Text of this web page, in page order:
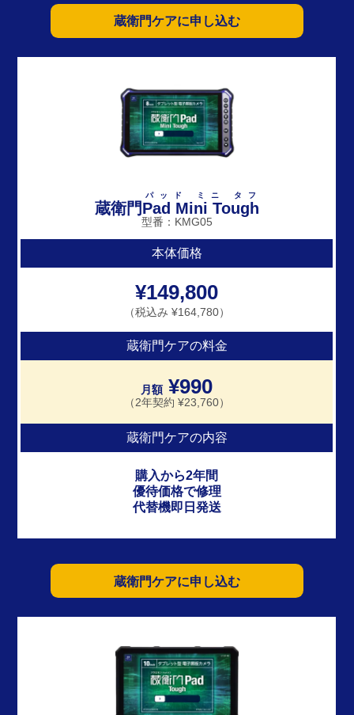
蔵衛門ケアに申し込む
蔵衛門Pad Mini Tough
パッド ミニ タフ
型番：KMG05
本体価格
¥149,800
（税込み ¥164,780）
蔵衛門ケアの料金
月額¥990
（2年契約 ¥23,760）
蔵衛門ケアの内容
購入から2年間
優待価格で修理
代替機即日発送
蔵衛門ケアに申し込む